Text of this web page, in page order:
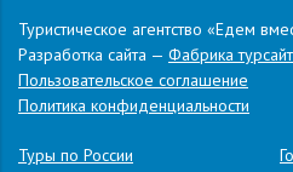
Автобус доставляет гостей к
близкое расстояние исходя из
.
Адрес:Лазаревское, ул. Лазарева,
Туристическое агентство «Едем
Разработка сайта — Фабрика
Пользовательское соглашение
Политика конфиденциальности
Туры по России